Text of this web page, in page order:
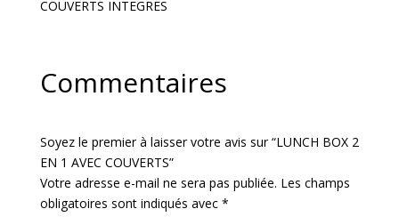
COUVERTS INTEGRES
Commentaires
Soyez le premier à laisser votre avis sur “LUNCH BOX 2
EN 1 AVEC COUVERTS”
Votre adresse e-mail ne sera pas publiée. Les champs
obligatoires sont indiqués avec *